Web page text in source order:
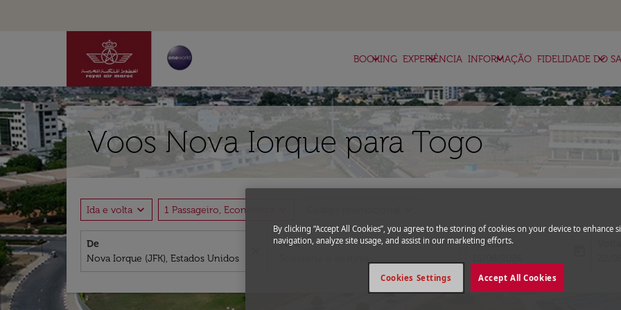
BOOKING
keyboard_arrow_down EXPERIÊNCIA
keyboard_arrow_down INFORMAÇÃO
keyboard_arrow_down FIDELIDADE DO
keyboard_arrow_down
Voos Nova Iorque para Togo
Ida e volta expand_more 1 Passageiro, Econômica
De Para
Partida
fc-
By clicking “Accept All Cookies”, you agree to the storing of cookies on your device to enhance
navigation, analyze site usage, and assist in our marketing efforts.
Accept All Cookies
Cookies Settings